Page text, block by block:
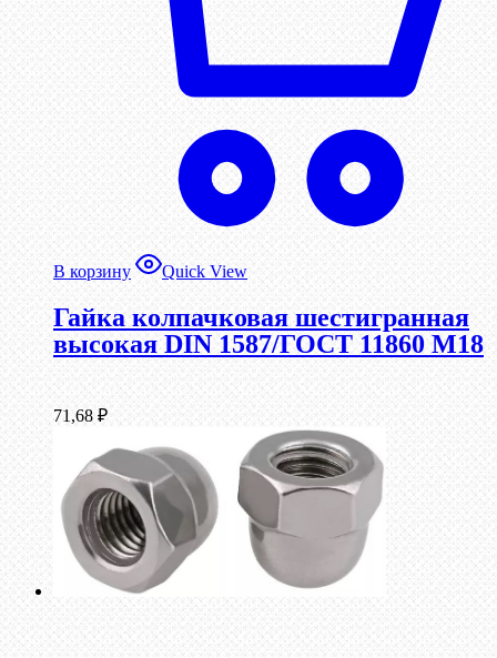
В корзину Quick View
Гайка колпачковая шестигранная
высокая DIN 1587/ГОСТ 11860 М18
71,68 ₽